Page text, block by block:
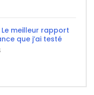
meilleur rapport
que j’ai testé